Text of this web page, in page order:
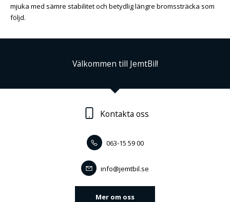
mjuka med sämre stabilitet och betydlig längre bromssträcka som
följd.
Välkommen till JemtBil!
Kontakta oss
063-15 59 00
info@jemtbil.se
Mer om oss